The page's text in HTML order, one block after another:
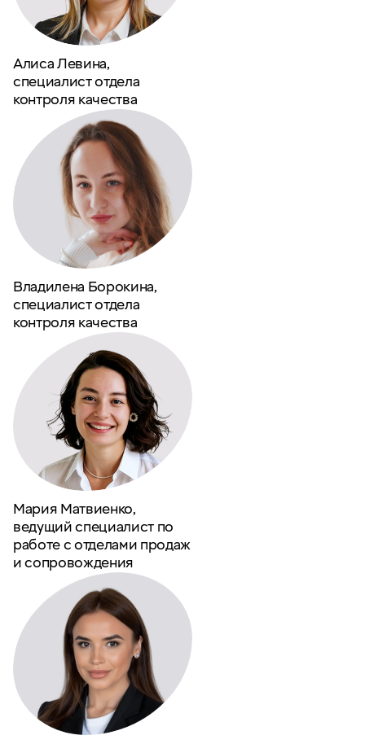
Алиса Левина,
специалист отдела
контроля качества
Владилена Борокина,
специалист отдела
контроля качества
Мария Матвиенко,
ведущий специалист по
работе с отделами продаж
и сопровождения